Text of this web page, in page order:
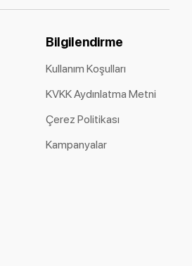
Bilgilendirme
Kullanım Koşulları
KVKK Aydınlatma Metni
Çerez Politikası
Kampanyalar